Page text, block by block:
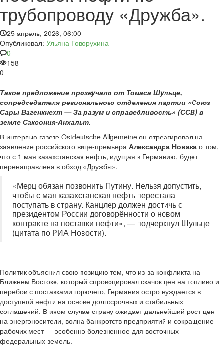
трубопроводу «Дружба».
25 апрель, 2026, 06:00
Опубликовал: Ульяна Говорухина
0
158
0
Такое предложение прозвучало от Томаса Шульце,
сопредседателя регионального отделения партии «Союз
Сары Вагенкнехт — За разум и справедливость» (ССВ) в
земле Саксония-Анхальт.
В интервью газете Ostdeutsche Allgemeine он отреагировал на
заявление российского вице-премьера Александра Новака о том,
что с 1 мая казахстанская нефть, идущая в Германию, будет
перенаправлена в обход «Дружбы».
«Мерц обязан позвонить Путину. Нельзя допустить,
чтобы с мая казахстанская нефть перестала
поступать в страну. Канцлер должен достичь с
президентом России договорённости о новом
контракте на поставки нефти», — подчеркнул Шульце
(цитата по РИА Новости).
Политик объяснил свою позицию тем, что из-за конфликта на
Ближнем Востоке, который спровоцировал скачок цен на топливо и
перебои с поставками горючего, Германия остро нуждается в
доступной нефти на основе долгосрочных и стабильных
соглашений. В ином случае страну ожидает дальнейший рост цен
на энергоносители, волна банкротств предприятий и сокращение
рабочих мест — особенно болезненное для восточных
федеральных земель.